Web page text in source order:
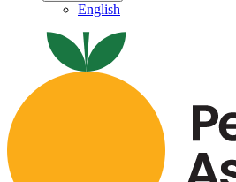
English